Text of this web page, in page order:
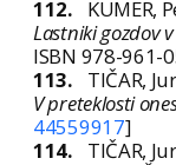
112.
KUMER,
Lastniki gozdov
ISBN 978-961-
113.
TIČAR,
V preteklosti
44559917]
114.
TIČAR,